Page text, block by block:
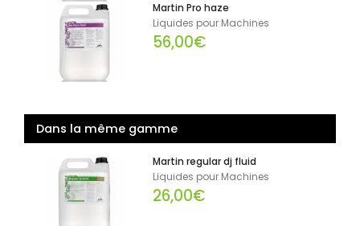
Martin Pro haze
Liquides pour Machines
56,00€
Dans la même gamme
Martin regular dj fluid
Liquides pour Machines
26,00€